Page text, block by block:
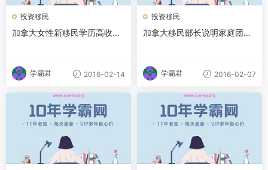
投资移民
加拿大女性新移民学历高收入
学霸君 2016-02-14
投资移民
加拿大移民部长说明家庭团聚
学霸君 2016-02-07